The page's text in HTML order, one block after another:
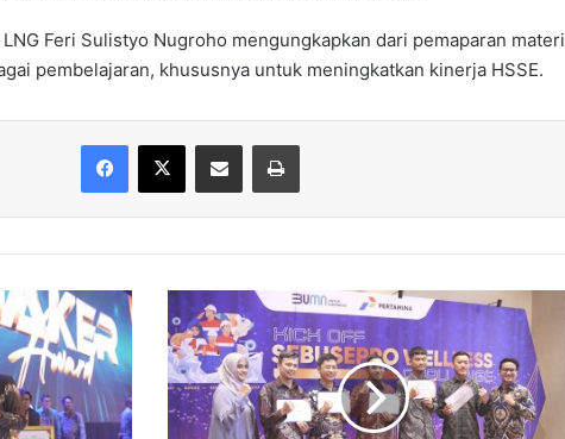
Feri Sulistyo Nugroho mengungkapkan dari pemaparan materi
pembelajaran, khususnya untuk meningkatkan kinerja HSSE.
Facebook
X Share via Email Print
Tujuh
Pekerja
Terima
Penghargaan
Pekerja
Derajat